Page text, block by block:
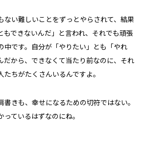
ない難しいことをずっとやらされて、結果
もできないんだ」と言われ、それでも頑張
中です。自分が「やりたい」とも「やれ
だから、できなくて当たり前なのに、それ
ちがたくさんいるんですよ。
きも、幸せになるための切符ではない。
ているはずなのにね。